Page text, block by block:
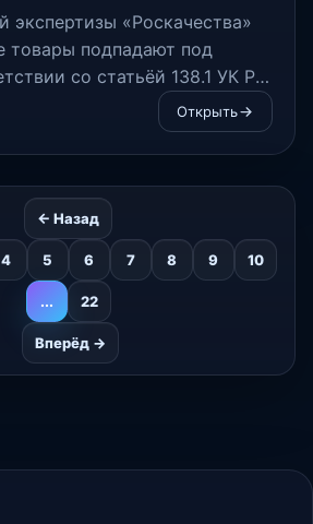
экспертизы «Роскачества»
товары подпадают под
со статьёй 138.1 УК РФ
специальных
предназначенных для
информации», а какие
Открыть
← Назад
4 5 6 7 8 9 10
... 22
Вперёд →